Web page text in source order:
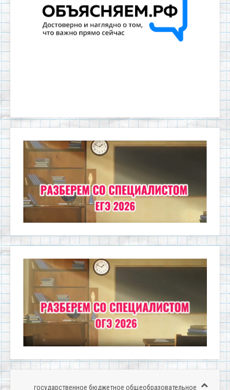
государственное бюджетное общеобразовательное